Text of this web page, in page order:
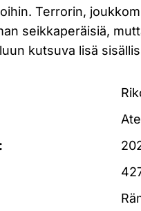
Terrorin,
seikkaperäisiä,
kutsuva lisä